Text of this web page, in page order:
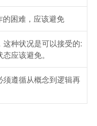
困难，应该避免
种状况是可以接受的:
应该避免。
遵循从概念到逻辑再